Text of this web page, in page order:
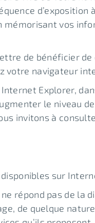
d’exposition
mémorisant vos
de bénéficier de
votre navigateur
Explorer,
le niveau
invitons à
sur
répond pas de la
de quelque